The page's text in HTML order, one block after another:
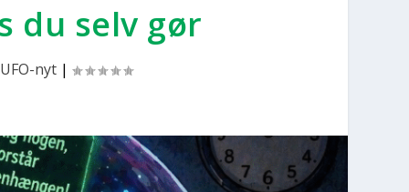
du selv gør
UFO-nyt|